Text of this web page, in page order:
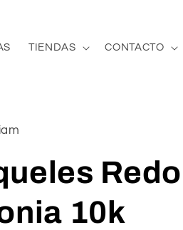
TIENDAS CONTACTO
10k